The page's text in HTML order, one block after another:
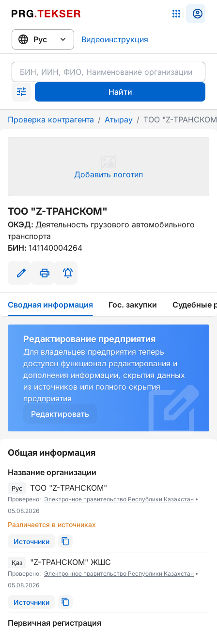
Видеоинструкция
Найти
Проверка контрагента / Атырау / ТОО "Z-
Добавить логотип
ТОО "Z-ТРАНСКОМ"
ОКЭД: Деятельность грузового автомобильного
транспорта
БИН: 141140004264
Сводная информация Гос. закупки Судебные
Редактирование предприятия
Для владельцев предприятия теперь
доступен функционал редактирования и
дополнения информации, скрытия данных
из источников или полного скрытия
предприятия
Редактировать
Общая информация
Название организации
Рус ТОО "Z-ТРАНСКОМ"
Проверено: Электронное правительство Республики Казахстан
05.08.2026
Различается в источниках
Источники
Қаз "Z-ТРАНСКОМ" ЖШС
Проверено: Электронное правительство Республики Казахстан
05.08.2026
Источники
Первичная регистрация